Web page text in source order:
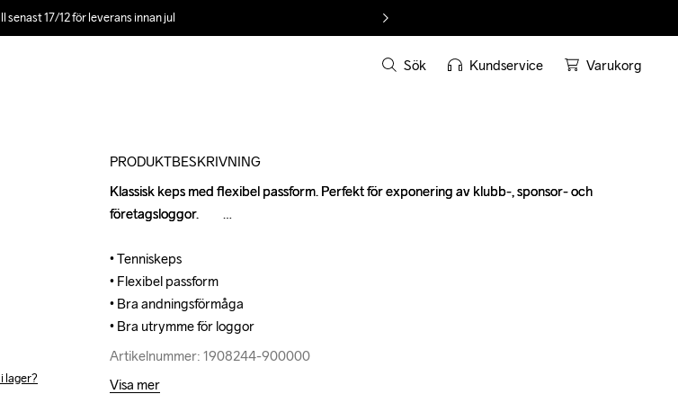
senast 17/12 för leverans innan jul
Sök Kundservice Varukorg
lager?
PRODUKTBESKRIVNING
Klassisk keps med flexibel passform. Perfekt för exponering av klubb-, sponsor- och
företagsloggor.
• Tenniskeps
• Flexibel passform
• Bra andningsförmåga
• Bra utrymme för loggor
Artikelnummer: 1908244-900000
Klassisk keps med flexibel passform. Perfekt för exponering av klubb-, sponsor- och
företagsloggor.
• Tenniskeps
• Flexibel passform
• Bra andningsförmåga
• Bra utrymme för loggor
Artikelnummer: 1908244-900000
Visa mer